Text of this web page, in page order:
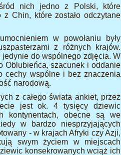
nich jedno z Polski, które
z Chin, które zostało odczytane
w powołaniu były
z różnych krajów.
jedynie do wspólnego zdjęcia. W
Oblubieńca, szacunek i oddanie
cechy wspólne i bez znaczenia
narodową.
z całego świata ankiet, przez
jest ok. 4 tysięcy dziewic
kontynentach, obecne są we
w bardzo niesprzyjających
- w krajach Afryki czy Azji,
swym życiem w miejscach
konsekrowanych wciąż ich